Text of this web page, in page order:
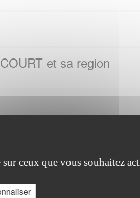
et sa region
Jeudi au Vendredi de 08:30 -
ceux que vous souhaitez